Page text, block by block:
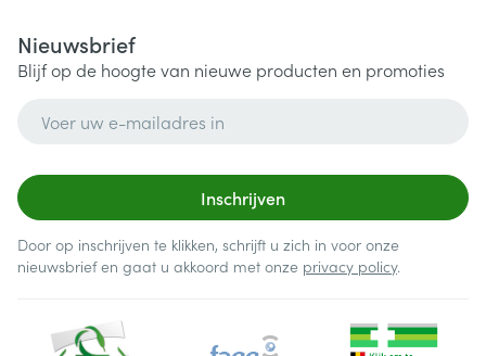
Nieuwsbrief
Blijf op de hoogte van nieuwe producten en promoties
Inschrijven
Door op inschrijven te klikken, schrijft u zich in voor onze
nieuwsbrief en gaat u akkoord met onze privacy policy.